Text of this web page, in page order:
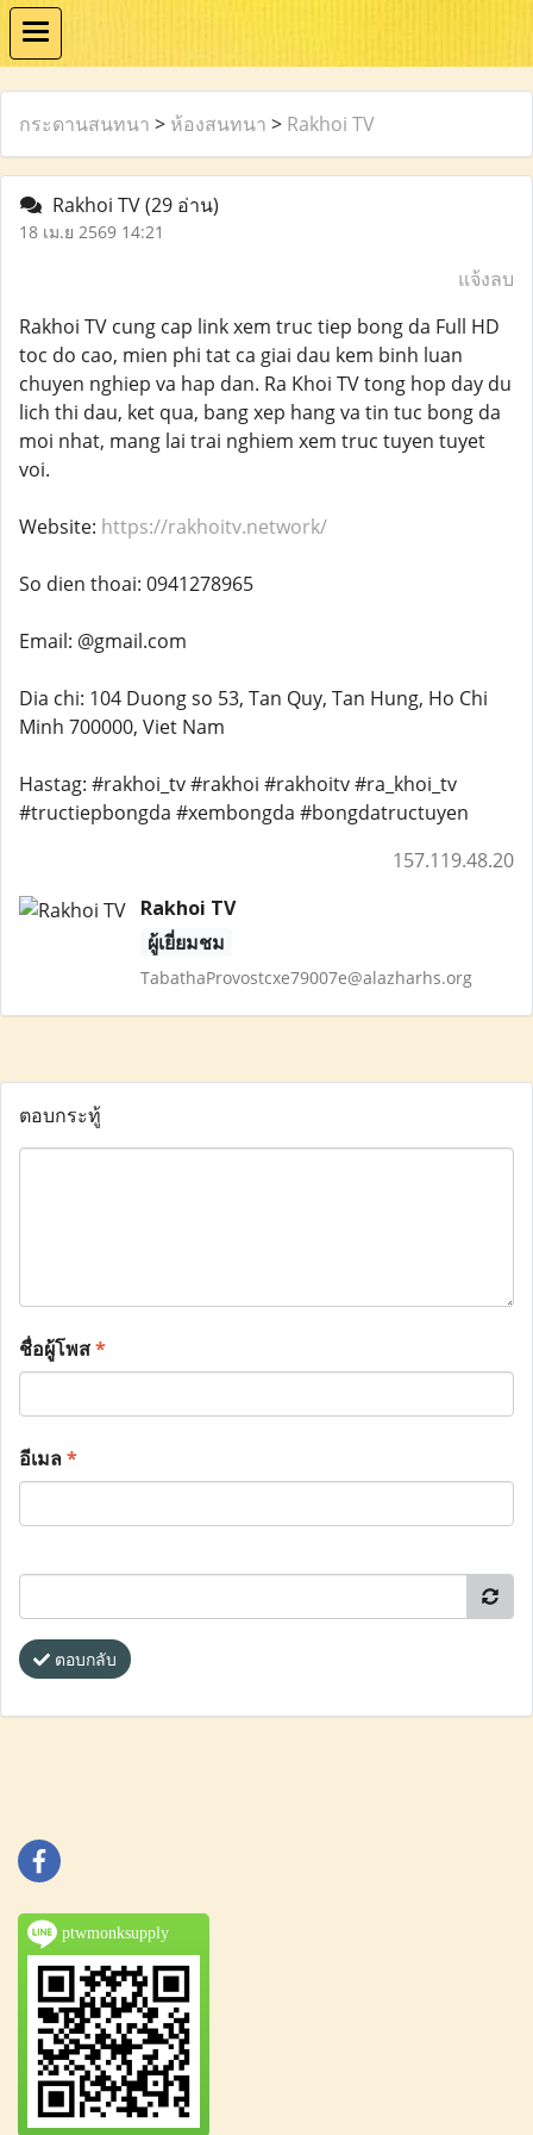
กระดานสนทนา > ห้องสนทนา > Rakhoi TV
Rakhoi TV(29 อ่าน)
18 เม.ย 2569 14:21
แจ้งลบ
Rakhoi TV cung cap link xem truc tiep bong da Full HD
toc do cao, mien phi tat ca giai dau kem binh luan
chuyen nghiep va hap dan. Ra Khoi TV tong hop day du
lich thi dau, ket qua, bang xep hang va tin tuc bong da
moi nhat, mang lai trai nghiem xem truc tuyen tuyet
voi.
Website: https://rakhoitv.network/
So dien thoai: 0941278965
Email: @gmail.com
Dia chi: 104 Duong so 53, Tan Quy, Tan Hung, Ho Chi
Minh 700000, Viet Nam
Hastag: #rakhoi_tv #rakhoi #rakhoitv #ra_khoi_tv
#tructiepbongda #xembongda #bongdatructuyen
157.119.48.20
Rakhoi TV
ผู้เยี่ยมชม
TabathaProvostcxe79007e@alazharhs.org
ตอบกระทู้
ชื่อผู้โพส*
อีเมล*
ตอบกลับ
ptwmonksupply